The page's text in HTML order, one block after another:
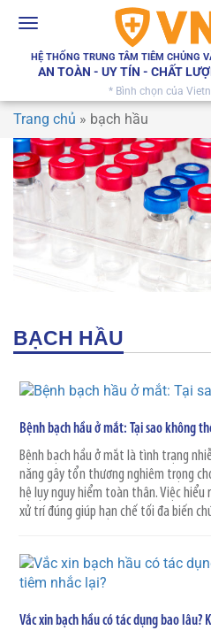
Toggle
HỆ THỐNG TRUNG TÂM TIÊM CHỦNG
AN TOÀN - UY TÍN - CHẤT
* Bình chọn của
Trang chủ » bạch hầu
BẠCH HẦU
Bệnh bạch hầu ở mắt: Tại sao không
Bệnh bạch hầu ở mắt là tình trạng
năng gây tổn thương nghiêm trọng
hệ lụy nguy hiểm toàn thân. Việc hiểu
xử trí đúng giúp hạn chế tối đa biến
Vắc xin bạch hầu có tác dụng bao lâu?